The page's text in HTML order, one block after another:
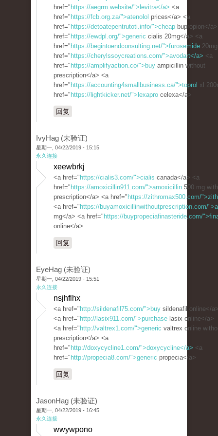
href=" https://aegrm.website/">levitra</a> <a
href=" https://fcb.org.za/">atenolol prices</a> <a
href=" https://detoatepentrutoti.info/">cheap bupropion</
href=" https://ewdpl.org/">generic cialis 20mg</a> <a
href=" https://begintoendconsulting.net/">furosemide
href=" https://cherylssoycreations.com/">avodart</a> <a
href=" https://amplifyaction.co/">buy ampicillin without
prescription</a> <a
href=" https://accounting4smallbusiness.ca/">toprol xl
href=" https://lightkicker.net/">lexapro celexa</a>
回复
IvyHag (未验证)
星期一, 04/22/2019 - 15:15
永久连接
xeewbrkj
<a href=" https://cialis3.com/">cialis canada</a> <a
href=" https://amoxicillin911.com/">amoxicillin 500 mg
prescription</a> <a href=" https://zithromax500.com/
<a href=" https://buyamoxicillinwithoutprescription.com/
mg</a> <a href=" https://buypropeciafinasteride.com/
online</a>
回复
EyeHag (未验证)
星期一, 04/22/2019 - 15:51
永久连接
nsjhflhx
<a href=" http://sildenafil75.com/">buy sildenafil online</
<a href=" http://lasix911.com/">purchase lasix online</a>
<a href=" http://valtrex1.com/">generic valtrex online
prescription</a> <a
href=" http://doxycycline1.com/">doxycycline</a> <a
href=" http://propecia8.com/">generic propecia</a>
回复
JasonHag (未验证)
星期一, 04/22/2019 - 16:45
永久连接
wwywpono